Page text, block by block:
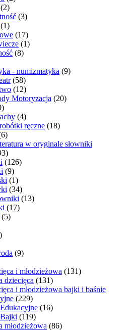
(2)
(3)
(1)
(17)
(1)
(8)
- numizmatyka (9)
(58)
(12)
Motoryzacja (20)
(4)
ręczne (18)
w oryginale słowniki
(126)
(9)
(1)
(34)
(13)
(17)
(5)
(9)
i młodzieżowa (131)
dziecięca (131)
i młodzieżowa bajki i baśnie
(229)
(16)
(119)
młodzieżowa (86)